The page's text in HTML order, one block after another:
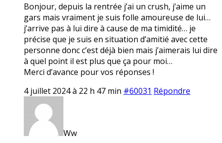
Bonjour, depuis la rentrée j’ai un crush, j’aime un
gars mais vraiment je suis folle amoureuse de lui…
j’arrive pas à lui dire à cause de ma timidité… je
précise que je suis en situation d’amitié avec cette
personne donc c’est déjà bien mais j’aimerais lui dire
à quel point il est plus que ça pour moi…
Merci d’avance pour vos réponses !
4 juillet 2024 à 22 h 47 min #60031 Répondre
Ww